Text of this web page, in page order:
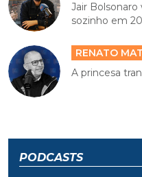
Jair
sozinho em
RENATO
A princesa
PODCASTS